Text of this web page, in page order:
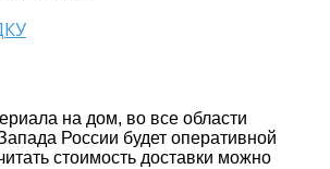
на дом, во все области
России будет оперативной
стоимость доставки можно